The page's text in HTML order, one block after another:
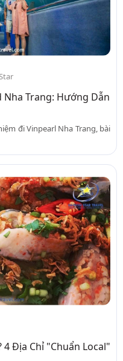
Trang: Hướng Dẫn
đi Vinpearl Nha Trang, bài
4 Địa Chỉ "Chuẩn Local"